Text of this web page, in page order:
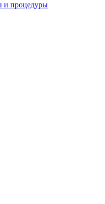
и процедуры